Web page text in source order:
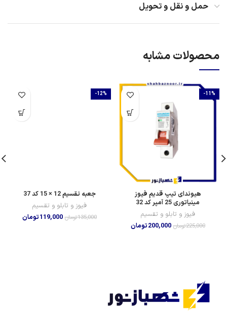
حمل و نقل و تحویل
محصولات مشابه
-11%
هیوندای تیپ قدیم فیوز
مینیاتوری 25 آمپر کد 32
فیوز و تابلو و تقسیم
225,000تومان 200,000تومان
-12%
جعبه تقسیم 12 × 15 کد 37
فیوز و تابلو و تقسیم
135,000تومان 119,000تومان